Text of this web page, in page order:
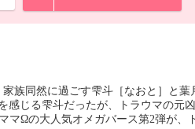
族同然に過ごす雫斗［なおと］と葉
感じる雫斗だったが、トラウマの元
Ωの大人気オメガバース第2弾が、